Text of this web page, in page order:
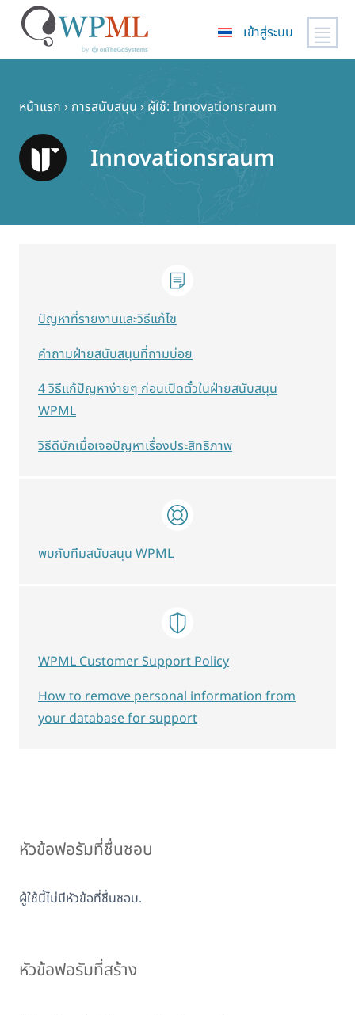
หลัก
เข้าสู่ระบบ
หน้าแรก › การสนับสนุน › ผู้ใช้: Innovationsraum
Innovationsraum
หัวข้อฟอรัมที่ชื่นชอบ
ผู้ใช้นี้ไม่มีหัวข้อที่ชื่นชอบ.
หัวข้อฟอรัมที่สร้าง
ปัญหาที่รายงานและวิธีแก้ไข
คำถามฝ่ายสนับสนุนที่ถามบ่อย
4 วิธีแก้ปัญหาง่ายๆ ก่อนเปิดตั๋วในฝ่ายสนับสนุน
WPML
วิธีดีบักเมื่อเจอปัญหาเรื่องประสิทธิภาพ
พบกับทีมสนับสนุน WPML
WPML Customer Support Policy
How to remove personal information from
your database for support